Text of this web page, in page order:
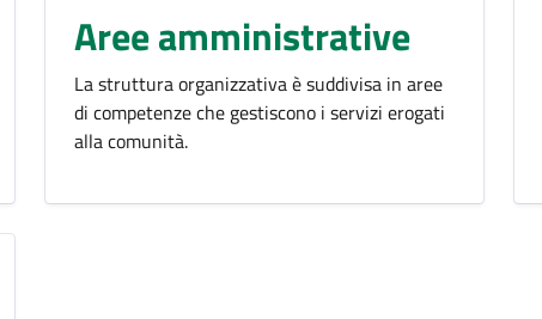
Aree amministrative
La struttura organizzativa è suddivisa in aree
di competenze che gestiscono i servizi erogati
alla comunità.